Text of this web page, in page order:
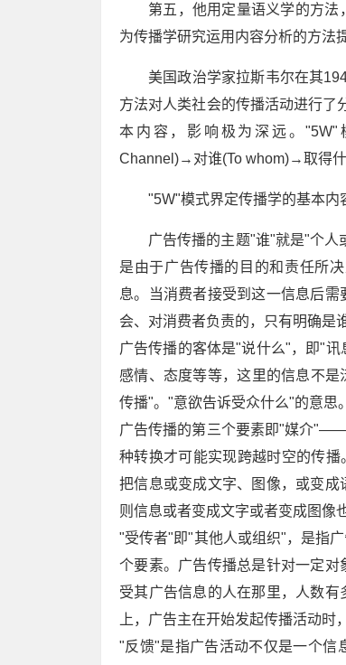
第五，他用定量语义学的方法
为传播学研究运用内容分析的方法
美国政治学家拉斯韦尔在其
方法对人类社会的传播活动进行了
本内容，影响极为深远。"5W"
Channel)→对谁(To whom)→取得什
"5W"模式界定传播学的基本内
广告传播的主题"谁"就是"个人
是由于广告传播的目的和责任所
息。当消费者接受到这一信息后
会、对消费者负责的，只有明确是
广告传播的客体是"说什么"，即"讯
感情、态度等等，这里的信息不
传播"。"意欲告诉受众什么"的意思
广告传播的第三个要素即"媒介
种转换才可能实现跨越时空的传
把信息或变成文字、图像，或变成
则信息或者变成文字或者变成图像
"受传者"即"其他人或组织"，是指
个要素。广告传播总是针对一定
受其广告信息的人在那里，人数
上，广告主在开始发起传播活动时
"反馈"是指广告活动不仅是一个信